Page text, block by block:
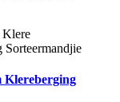
Klereberging